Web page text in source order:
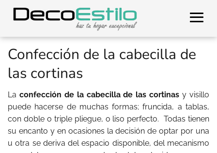
Confección de la cabecilla de
las cortinas
La confección de la cabecilla de las cortinas y visillo
puede hacerse de muchas formas; fruncida, a tablas,
con doble o triple pliegue, o liso perfecto. Todas tienen
su encanto y en ocasiones la decisión de optar por una
u otra se deriva del espacio disponible, del mecanismo